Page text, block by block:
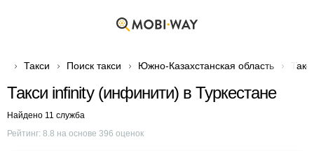
Такси Поиск такси Южно-Казахстанская область
Такси infinity (инфинити) в Туркестане
Найдено 11 служба
Рейтинг: 8.8 на основе 396 оценок